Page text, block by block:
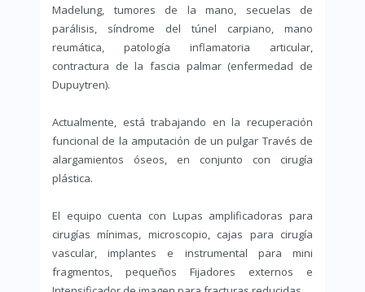
Madelung, tumores de la mano, secuelas de
parálisis, síndrome del túnel carpiano, mano
reumática, patología inflamatoria articular,
contractura de la fascia palmar (enfermedad de
Dupuytren).
Actualmente, está trabajando en la recuperación
funcional de la amputación de un pulgar Través de
alargamientos óseos, en conjunto con cirugía
plástica.
El equipo cuenta con Lupas amplificadoras para
cirugías mínimas, microscopio, cajas para cirugía
vascular, implantes e instrumental para mini
fragmentos, pequeños Fijadores externos e